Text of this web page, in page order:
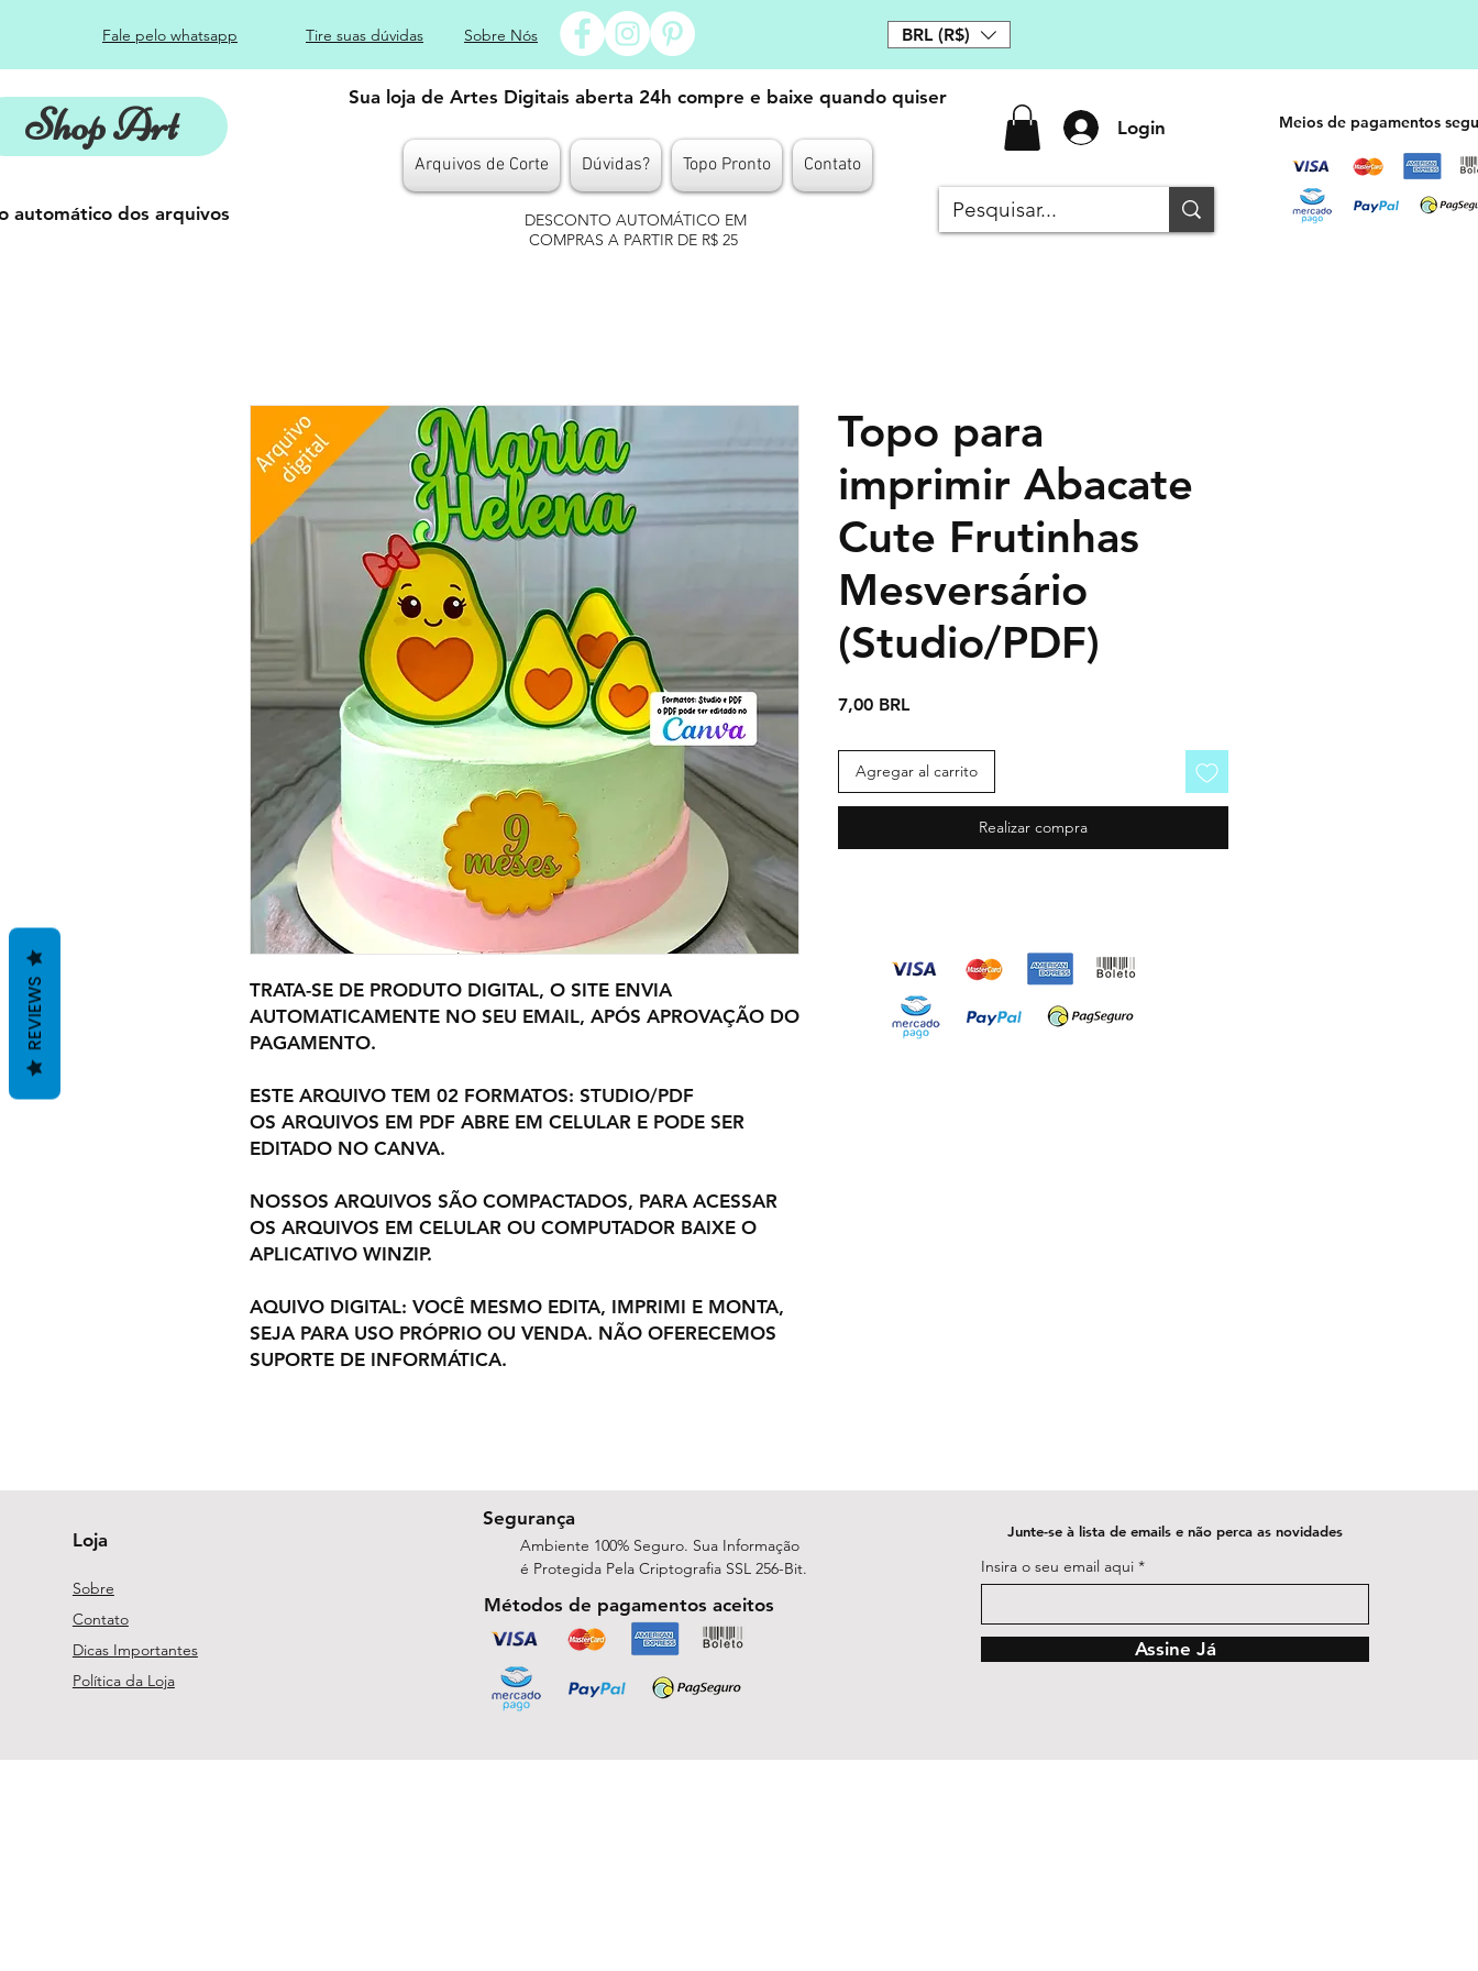
Fale pelo whatsapp Tire suas dúvidas Sobre Nós BRL (R$)
Shop Art
Sua loja de Artes Digitais aberta 24h compre e baixe quando quiser
Arquivos de Corte Dúvidas? Topo Pronto Contato
Login
automático dos arquivos
DESCONTO AUTOMÁTICO EM
COMPRAS A PARTIR DE R$ 25
Meios de pagamentos
TRATA-SE DE PRODUTO DIGITAL, O SITE ENVIA
AUTOMATICAMENTE NO SEU EMAIL, APÓS APROVAÇÃO DO
PAGAMENTO.
ESTE ARQUIVO TEM 02 FORMATOS: STUDIO/PDF
OS ARQUIVOS EM PDF ABRE EM CELULAR E PODE SER
EDITADO NO CANVA.
NOSSOS ARQUIVOS SÃO COMPACTADOS, PARA ACESSAR
OS ARQUIVOS EM CELULAR OU COMPUTADOR BAIXE O
APLICATIVO WINZIP.
AQUIVO DIGITAL: VOCÊ MESMO EDITA, IMPRIMI E MONTA,
SEJA PARA USO PRÓPRIO OU VENDA. NÃO OFERECEMOS
SUPORTE DE INFORMÁTICA.
Topo para
imprimir Abacate
Cute Frutinhas
Mesversário
(Studio/PDF)
7,00 BRLPrecio
Agregar al carrito
Realizar compra
Loja
Sobre
Contato
Dicas Importantes
Política da Loja
Segurança
Ambiente 100% Seguro. Sua Informação
é Protegida Pela Criptografia SSL 256-Bit.
Métodos de pagamentos aceitos
Junte-se à lista de emails e não perca as novidades
Insira o seu email aqui
Assine Já
REVIEWS